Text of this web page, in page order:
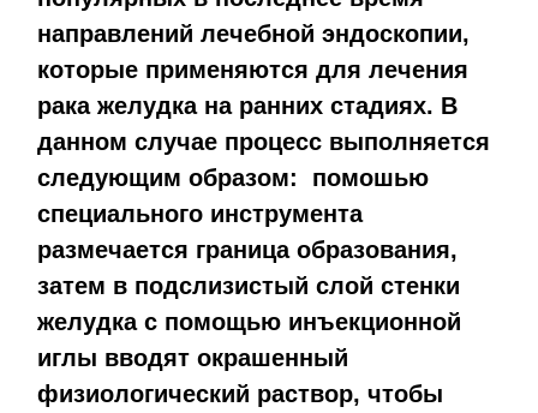
направлений лечебной эндоскопии,
которые применяются для лечения
рака желудка на ранних стадиях. В
данном случае процесс выполняется
следующим образом: помошью
специального инструмента
размечается граница образования,
затем в подслизистый слой стенки
желудка с помощью инъекционной
иглы вводят окрашенный
физиологический раствор, чтобы